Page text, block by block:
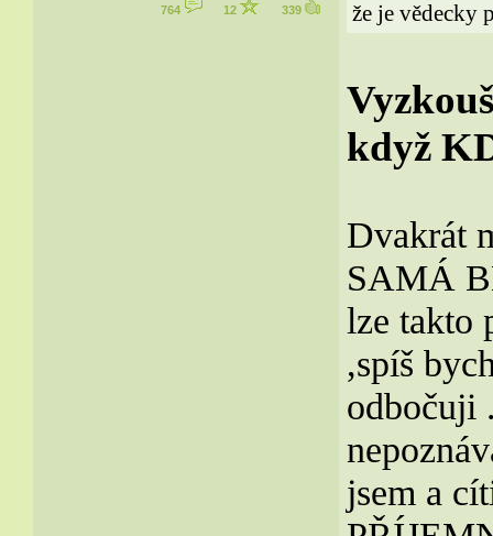
764 12 339
že je vědecky
když
Dvakrát
SAMÁ
lze takto
,spíš
odbočuji
jsem a